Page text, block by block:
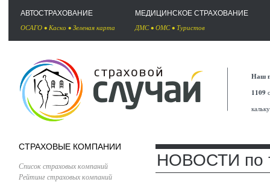
АВТОСТРАХОВАНИЕ
ОСАГО • Каско • Зеленая карта
МЕДИЦИНСКОЕ СТРАХОВАНИЕ
ДМС• ОМС• Туристов
Наш
1109
СТРАХОВЫЕ КОМПАНИИ
Список страховых компаний
Рейтинг страховых компаний
НОВОСТИ по